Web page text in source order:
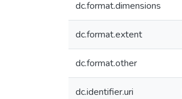
dc.format.dimensions
dc.format.extent
dc.format.other
dc.identifier.uri